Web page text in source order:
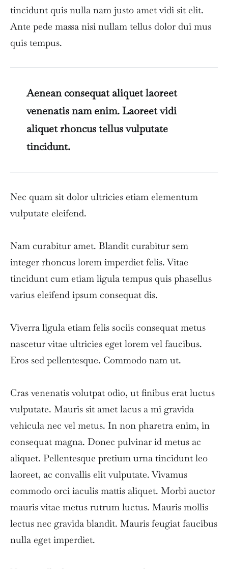
tincidunt quis nulla nam justo amet vidi sit elit.
Ante pede massa nisi nullam tellus dolor dui mus
quis tempus.
Aenean consequat aliquet laoreet
venenatis nam enim. Laoreet vidi
aliquet rhoncus tellus vulputate
tincidunt.
Nec quam sit dolor ultricies etiam elementum
vulputate eleifend.
Nam curabitur amet. Blandit curabitur sem
integer rhoncus lorem imperdiet felis. Vitae
tincidunt cum etiam ligula tempus quis phasellus
varius eleifend ipsum consequat dis.
Viverra ligula etiam felis sociis consequat metus
nascetur vitae ultricies eget lorem vel faucibus.
Eros sed pellentesque. Commodo nam ut.
Cras venenatis volutpat odio, ut finibus erat luctus
vulputate. Mauris sit amet lacus a mi gravida
vehicula nec vel metus. In non pharetra enim, in
consequat magna. Donec pulvinar id metus ac
aliquet. Pellentesque pretium urna tincidunt leo
laoreet, ac convallis elit vulputate. Vivamus
commodo orci iaculis mattis aliquet. Morbi auctor
mauris vitae metus rutrum luctus. Mauris mollis
lectus nec gravida blandit. Mauris feugiat faucibus
nulla eget imperdiet.